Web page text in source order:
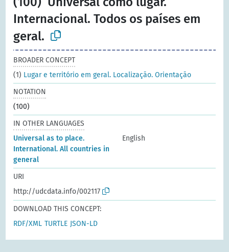
Internacional. Todos os países em
geral.
BROADER CONCEPT
(1) Lugar e território em geral. Localização. Orientação
NOTATION
(100)
IN OTHER LANGUAGES
Universal as to place.
International. All countries in
general
English
URI
http://udcdata.info/002117
DOWNLOAD THIS CONCEPT:
RDF/XML TURTLE JSON-LD